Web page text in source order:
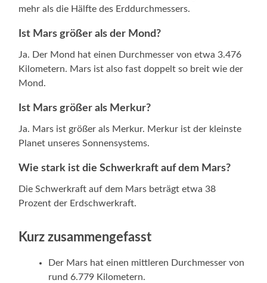
mehr als die Hälfte des Erddurchmessers.
Ist Mars größer als der Mond?
Ja. Der Mond hat einen Durchmesser von etwa 3.476
Kilometern. Mars ist also fast doppelt so breit wie der
Mond.
Ist Mars größer als Merkur?
Ja. Mars ist größer als Merkur. Merkur ist der kleinste
Planet unseres Sonnensystems.
Wie stark ist die Schwerkraft auf dem Mars?
Die Schwerkraft auf dem Mars beträgt etwa 38
Prozent der Erdschwerkraft.
Kurz zusammengefasst
Der Mars hat einen mittleren Durchmesser von
rund 6.779 Kilometern.